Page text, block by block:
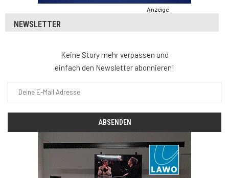
Anzeige
NEWSLETTER
Keine Story mehr verpassen und
einfach den Newsletter abonnieren!